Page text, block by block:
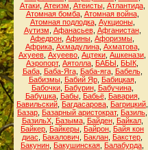
Атаки, Атеизм Атеисты, Атлантида,
Атомная бомба, Атомная война,
Атомная подлодка, Аукционы,
Аутизм Афанасьев, Афганистан,
Афедрон Афины Афоризмы
Африка, Ахмадулина, Ахматова,
Ахуеев Ахуеево Ацтеки Ашкенази
Аэропорт, Аятолла БАБЫ БЫК
Баба, Баба-Яга, Баба-яга, Бабель,
Бабизмы, Бабий Яр, Бабицкая,
Бабочки, Бабурин, Бабучина,
Бабушка, Бабы, Бабьё, Бавария,
Бавильский Багдасарова Багрицкий
Базар Базарный аристократ, Базиль
БазильХ, Базыма, Байден, Байкал,
Байкер Байкеры Байрон Байя кон
диас
Бакалович Баклан Бакстер
Бакунин Бакушинская Балабурда